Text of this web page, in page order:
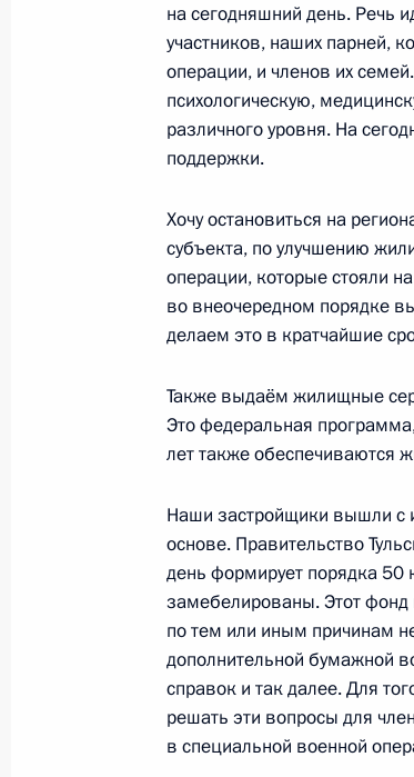
Подписан закон,
перед потребителем при
8 августа 2024 года, 17:20
Встреча с губернатором
6 августа 2024 года, 13:30
изменения
22 июля 2024 года, 16:45
В законодательство
закона о строительстве
эскроу
22 июля 2024 года, 15:05
Подписан закон,
строительства жилых
на сегодняшний день. Речь
участников, наших парней,
операции, и членов их
психологическую,
различного уровня. На
поддержки.
Хочу остановиться на
субъекта, по улучшению
операции, которые стояли
во внеочередном порядке
делаем это в кратчайшие
Также выдаём жилищные
Это федеральная
лет также обеспечиваются
Наши застройщики вышли с
основе. Правительство
день формирует порядка 50
замебелированы. Этот
по тем или иным причинам
дополнительной бумажной
справок и так далее. Для
решать эти вопросы для
в специальной военной